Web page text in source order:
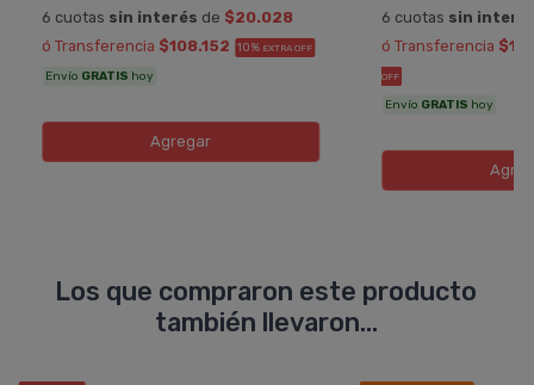
6 cuotas sin interés de $20.028
ó Transferencia $108.152 10% EXTRA OFF
Envío GRATIS hoy
Agregar
6 cuotas sin
ó Transferencia
OFF
Envío GRATIS hoy
Los que compraron este producto
también llevaron...